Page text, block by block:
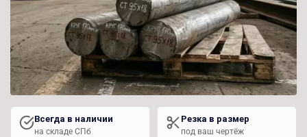
Всегда в наличии
на складе СПб
Резка в размер
под ваш чертёж